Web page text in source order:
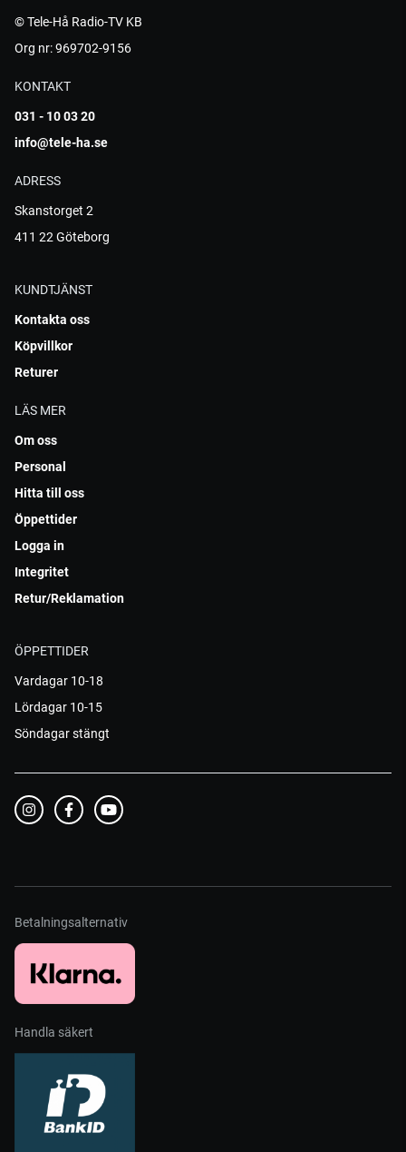
© Tele-Hå Radio-TV KB
Org nr: 969702-9156
KONTAKT
031 - 10 03 20
info@tele-ha.se
ADRESS
Skanstorget 2
411 22 Göteborg
KUNDTJÄNST
Kontakta oss
Köpvillkor
Returer
LÄS MER
Om oss
Personal
Hitta till oss
Öppettider
Logga in
Integritet
Retur/Reklamation
ÖPPETTIDER
Vardagar 10-18
Lördagar 10-15
Söndagar stängt
Betalningsalternativ
Handla säkert